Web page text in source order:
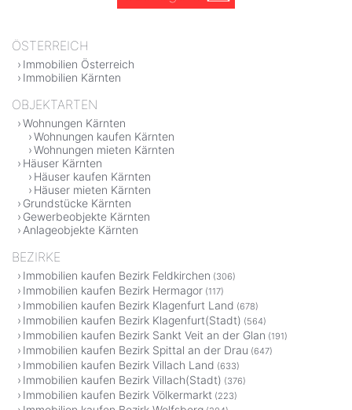
ÖSTERREICH
Immobilien Österreich
Immobilien Kärnten
OBJEKTARTEN
Wohnungen Kärnten
Wohnungen kaufen Kärnten
Wohnungen mieten Kärnten
Häuser Kärnten
Häuser kaufen Kärnten
Häuser mieten Kärnten
Grundstücke Kärnten
Gewerbeobjekte Kärnten
Anlageobjekte Kärnten
BEZIRKE
Immobilien kaufen Bezirk Feldkirchen (306)
Immobilien kaufen Bezirk Hermagor (117)
Immobilien kaufen Bezirk Klagenfurt Land (678)
Immobilien kaufen Bezirk Klagenfurt(Stadt) (564)
Immobilien kaufen Bezirk Sankt Veit an der Glan (191)
Immobilien kaufen Bezirk Spittal an der Drau (647)
Immobilien kaufen Bezirk Villach Land (633)
Immobilien kaufen Bezirk Villach(Stadt) (376)
Immobilien kaufen Bezirk Völkermarkt (223)